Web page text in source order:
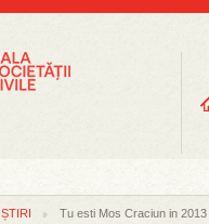
ȘTIRI Tu esti Mos Craciun in 2013